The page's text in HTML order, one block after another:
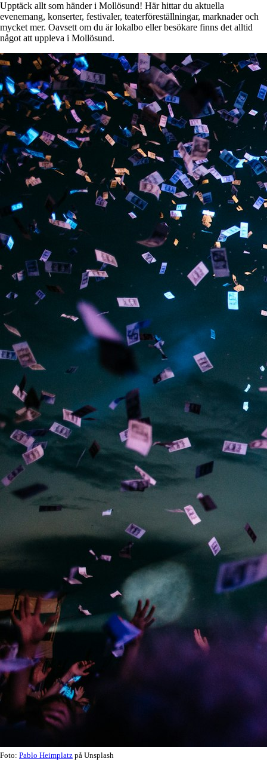
Upptäck allt som händer i Mollösund! Här hittar du aktuella
evenemang, konserter, festivaler, teaterföreställningar, marknader och
mycket mer. Oavsett om du är lokalbo eller besökare finns det alltid
något att uppleva i Mollösund.
Foto: Pablo Heimplatz på Unsplash